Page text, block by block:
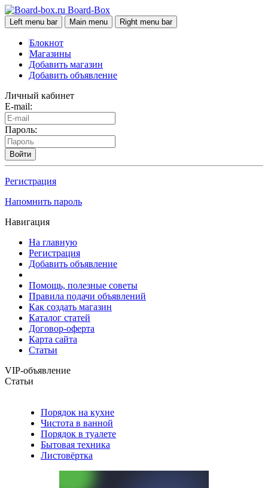
Board-Box
Left menu bar Main menu Right menu bar
Блокнот
Магазины
Добавить магазин
Добавить объявление
Личный кабинет
E-mail:
Пароль:
Войти
Регистрация
Напомнить пароль
Навигация
На главную
Регистрация
Добавить объявление
Помощь, полезные советы
Правила подачи объявлений
Как создать магазин
Каталог статей
Договор-оферта
Карта сайта
Статьи
VIP-объявление
Статьи
Порядок на кухне
Чистота в ванной
Порядок в туалете
Бытовая техника
Листовёртка